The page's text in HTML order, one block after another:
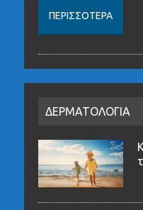
ΠΕΡΙΣΣΌΤΕΡΑ
ΔΕΡΜΑΤΟΛΟΓΙΑ